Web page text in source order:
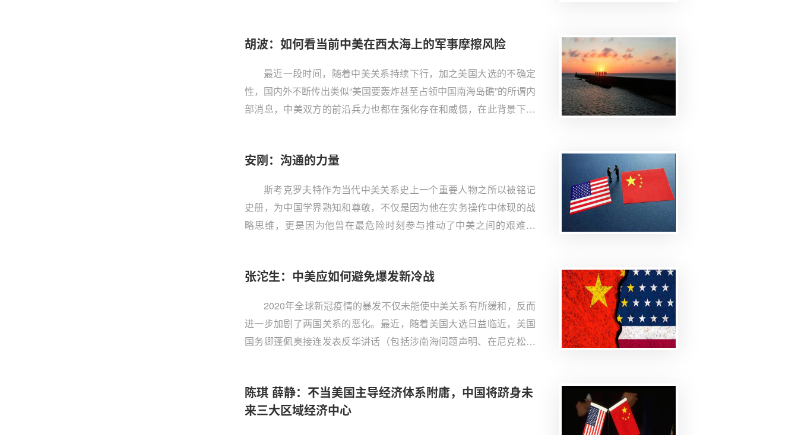
胡波：如何看当前中美在西太海上的军事摩擦风险
最近一段时间，随着中美关系持续下行，加之美国大选的不确定
性，国内外不断传出类似“美国要轰炸甚至占领中国南海岛礁”的所谓内
部消息，中美双方的前沿兵力也都在强化存在和威慑，在此背景下，
安刚：沟通的力量
斯考克罗夫特作为当代中美关系史上一个重要人物之所以被铭记
史册，为中国学界熟知和尊敬，不仅是因为他在实务操作中体现的战
略思维，更是因为他曾在最危险时刻参与推动了中美之间的艰难对
丝凝重。
张沱生：中美应如何避免爆发新冷战
2020年全球新冠疫情的暴发不仅未能使中美关系有所缓和，反而
进一步加剧了两国关系的恶化。最近，随着美国大选日益临近，美国
国务卿蓬佩奥接连发表反华讲话（包括涉南海问题声明、在尼克松图
陈琪 薛静：不当美国主导经济体系附庸，中国将跻身未
来三大区域经济中心